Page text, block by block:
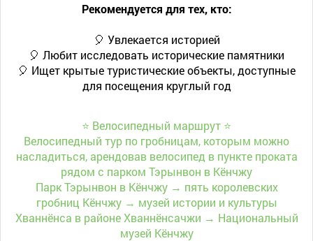
Рекомендуется для тех, кто:
🎈 Увлекается историей
🎈 Любит исследовать исторические памятники
🎈 Ищет крытые туристические объекты, доступные
для посещения круглый год
⭐ Велосипедный маршрут ⭐
Велосипедный тур по гробницам, которым можно
насладиться, арендовав велосипед в пункте проката
рядом с парком Тэрынвон в Кёнчжу
Парк Тэрынвон в Кёнчжу → пять королевских
гробниц Кёнчжу → музей истории и культуры
Хваннёнса в районе Хваннёнсачжи → Национальный
музей Кёнчжу